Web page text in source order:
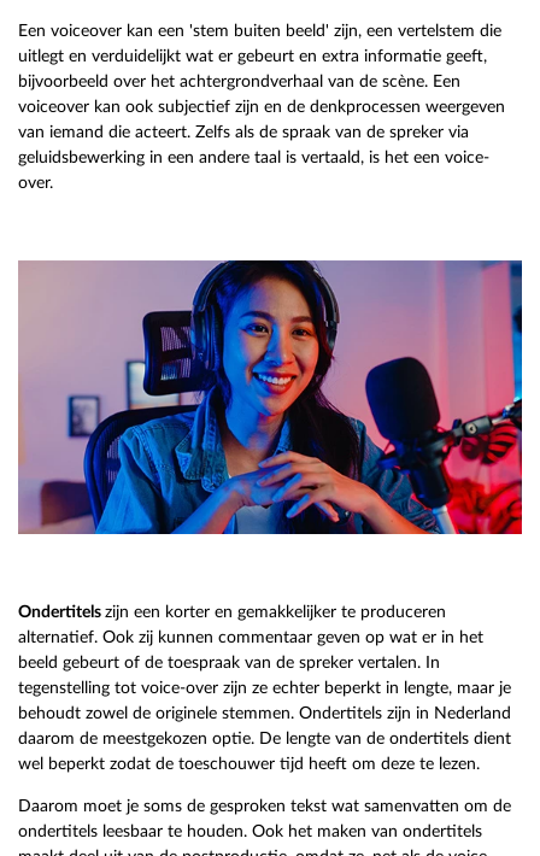
Een voiceover kan een 'stem buiten beeld' zijn, een vertelstem die
uitlegt en verduidelijkt wat er gebeurt en extra informatie geeft,
bijvoorbeeld over het achtergrondverhaal van de scène. Een
voiceover kan ook subjectief zijn en de denkprocessen weergeven
van iemand die acteert. Zelfs als de spraak van de spreker via
geluidsbewerking in een andere taal is vertaald, is het een voice-
over.
Ondertitels zijn een korter en gemakkelijker te produceren
alternatief. Ook zij kunnen commentaar geven op wat er in het
beeld gebeurt of de toespraak van de spreker vertalen. In
tegenstelling tot voice-over zijn ze echter beperkt in lengte, maar je
behoudt zowel de originele stemmen. Ondertitels zijn in Nederland
daarom de meestgekozen optie. De lengte van de ondertitels dient
wel beperkt zodat de toeschouwer tijd heeft om deze te lezen.
Daarom moet je soms de gesproken tekst wat samenvatten om de
ondertitels leesbaar te houden. Ook het maken van ondertitels